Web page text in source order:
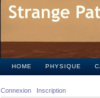
HOME PHYSIQUE
Connexion Inscription